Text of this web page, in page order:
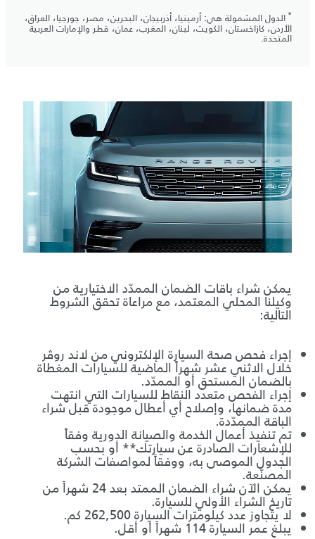
* الدول المشمولة هي: أرمينيا، أذربيجان، البحرين، مصر، جورجيا، العراق،
الأردن، كازاخستان، الكويت، لبنان، المغرب، عمان، قطر والإمارات العربية
المتحدة.
يمكن شراء باقات الضمان الممدّد الاختيارية من
وكيلنا المحلي المعتمد، مع مراعاة تحقق الشروط
التالية:
إجراء فحص صحة السيارة الإلكتروني من لاند روڤر
خلال الاثني عشر شهراً الماضية للسيارات المغطاة
بالضمان المستحق أو الممدّد.
إجراء الفحص متعدد النقاط للسيارات التي انتهت
مدة ضمانها، وإصلاح أي أعطال موجودة قبل شراء
الباقة الممدّدة.
تم تنفيذ أعمال الخدمة والصيانة الدورية وفقاً
للإشعارات الصادرة عن سيارتك** أو بحسب
الجدول الموصى به، ووفقاً لمواصفات الشركة
المصنّعة.
يمكن الآن شراء الضمان الممتد بعد 24 شهراً من
تاريخ الشراء الأولي للسيارة.
لا يتجاوز عدد كيلومترات السيارة 262,500 كم.
يبلغ عمر السيارة 114 شهراً أو أقل.